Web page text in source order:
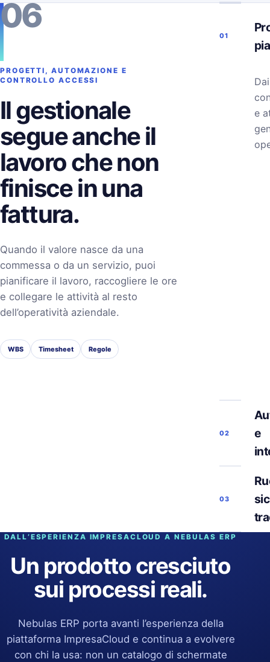
06
PROGETTI, AUTOMAZIONE E
CONTROLLO ACCESSI
Il gestionale
segue anche il
lavoro che non
finisce in una
fattura.
Quando il valore nasce da una
commessa o da un servizio, puoi
pianificare il lavoro, raccogliere le ore
e collegare le attività al resto
dell’operatività aziendale.
WBS Timesheet Regole
01
e
02
e
03
DALL’ESPERIENZA IMPRESACLOUD A NEBULAS ERP
Un prodotto cresciuto
sui processi reali.
Nebulas ERP porta avanti l’esperienza della
piattaforma ImpresaCloud e continua a evolvere
con chi la usa: non un catalogo di schermate